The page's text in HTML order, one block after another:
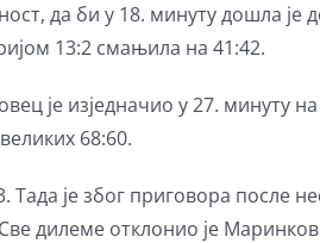
да би у 18. минуту дошла је
13:2 смањила на 41:42.
је изједначио у 27. минуту на
68:60.
је због приговора после
дилеме отклонио је